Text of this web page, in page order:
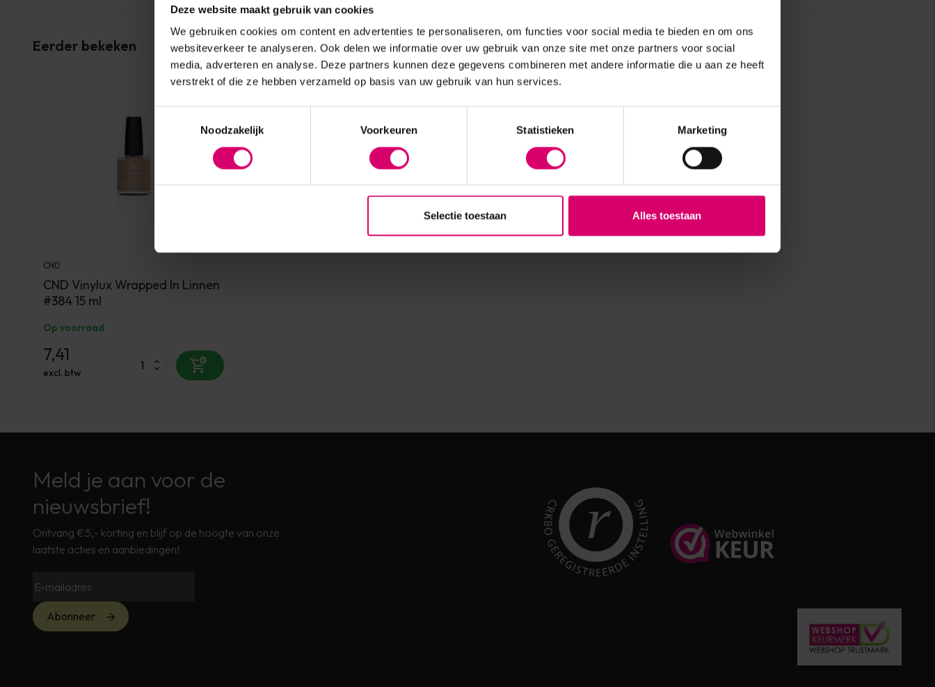
Deze website maakt gebruik van cookies
We gebruiken cookies om content en advertenties te personaliseren, om functies voor social media te bieden en om ons
websiteverkeer te analyseren. Ook delen we informatie over uw gebruik van onze site met onze partners voor social
media, adverteren en analyse. Deze partners kunnen deze gegevens combineren met andere informatie die u aan ze heeft
verstrekt of die ze hebben verzameld op basis van uw gebruik van hun services.
Noodzakelijk
Voorkeuren Statistieken Marketing
Selectie toestaan Alles toestaan
Eerder bekeken
CND
CND Vinylux Wrapped In Linnen
#384 15 ml
Op voorraad
7,41
excl. btw
Meld je aan voor de
nieuwsbrief!
Ontvang €5,- korting en blijf op de hoogte van onze
laatste acties en aanbiedingen!
Abonneer